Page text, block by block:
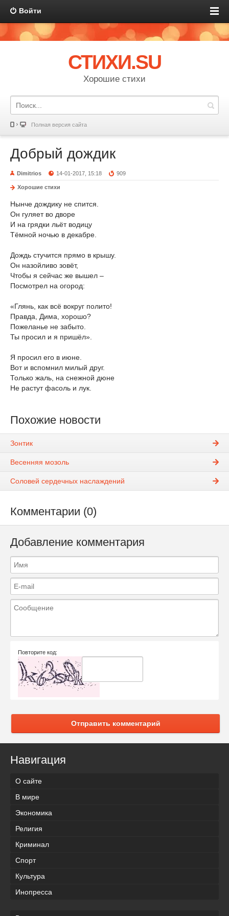
Войти
СТИХИ.SU
Хорошие стихи
Полная версия сайта
Добрый дождик
Dimitrios 14-01-2017, 15:18 909
Хорошие стихи
Нынче дождику не спится.
Он гуляет во дворе
И на грядки льёт водицу
Тёмной ночью в декабре.
Дождь стучится прямо в крышу.
Он назойливо зовёт,
Чтобы я сейчас же вышел –
Посмотрел на огород:
«Глянь, как всё вокруг полито!
Правда, Дима, хорошо?
Пожеланье не забыто.
Ты просил и я пришёл».
Я просил его в июне.
Вот и вспомнил милый друг.
Только жаль, на снежной дюне
Не растут фасоль и лук.
Похожие новости
Зонтик
Весенняя мозоль
Соловей сердечных наслаждений
Комментарии (0)
Добавление комментария
Повторите код:
Отправить комментарий
Навигация
О сайте
В мире
Экономика
Религия
Криминал
Спорт
Культура
Инопресса